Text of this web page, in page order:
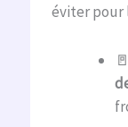
éviter pour
🚪